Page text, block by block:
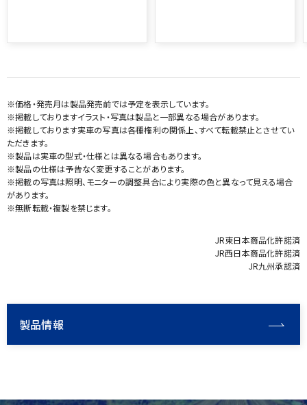
※価格・発売月は製品発売前では予定を表示しています。
※掲載しておりますイラスト・写真は製品と一部異なる場合があります。
※掲載しております実車の写真は各種権利の関係上、すべて転載禁止とさせてい
ただきます。
※製品は実車の型式・仕様とは異なる場合もあります。
※製品の仕様は予告なく変更することがあります。
※掲載の写真は照明、モニターの調整具合により実際の色と異なって見える場合
があります。
※無断転載・複製を禁じます。
JR東日本商品化許諾済
JR西日本商品化許諾済
JR九州承認済
製品情報